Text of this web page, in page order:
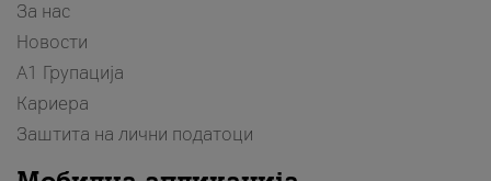
За нас
Новости
А1 Групација
Кариера
Заштита на лични податоци